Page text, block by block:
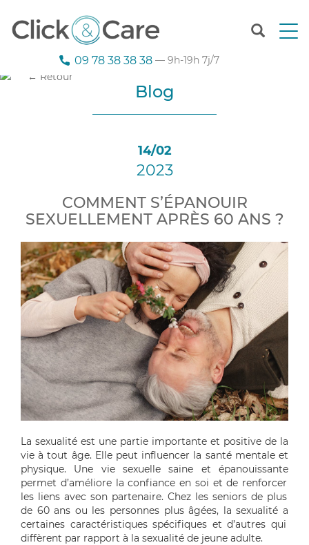
T
09 78 38 38 38 — 9h-19h 7j/7
Blog
← Retour
14/02
2023
COMMENT S’ÉPANOUIR
SEXUELLEMENT APRÈS 60 ANS ?
La sexualité est une partie importante et positive de la
vie à tout âge. Elle peut influencer la santé mentale et
physique. Une vie sexuelle saine et épanouissante
permet d’améliore la confiance en soi et de renforcer
les liens avec son partenaire. Chez les seniors de plus
de 60 ans ou les personnes plus âgées, la sexualitéa
certaines caractéristiques spécifiques et d’autres qui
diffèrent par rapport à la sexualité de jeune adulte.